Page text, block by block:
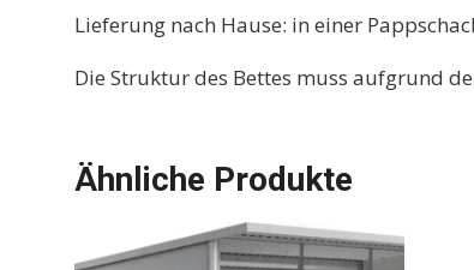
Lieferung nach Hause: in einer
Die Struktur des Bettes muss aufgrund
Ähnliche Produkte